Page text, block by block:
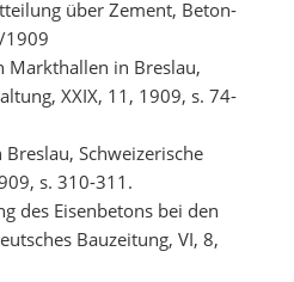
über Zement, Beton-
1909
Markthallen in Breslau,
XXIX, 11, 1909, s. 74-
Schweizerische
s. 310-311.
des Eisenbetons bei den
Bauzeitung, VI, 8,